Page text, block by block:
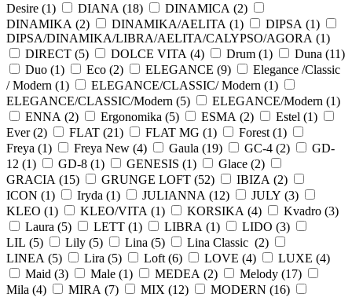
Desire (1) DIANA (18) DINAMICA (2)
DINAMIKA (2) DINAMIKA/AELITA (1) DIPSA (1)
DIPSA/DINAMIKA/LIBRA/AELITA/CALYPSO/AGORA (1)
DIRECT (5) DOLCE VITA (4) Drum (1) Duna (11)
Duo (1) Eco (2) ELEGANCE (9)
Elegance /Classic
/ Modern (1) ELEGANCE/CLASSIC/ Modern (1)
ELEGANCE/CLASSIC/Modern (5) ELEGANCE/Modern (1)
ENNA (2) Ergonomika (5) ESMA (2) Estel (1)
Ever (2) FLAT (21) FLAT MG (1) Forest (1)
Freya (1) Freya New (4) Gaula (19) GC-4 (2)
GD-
12 (1) GD-8 (1) GENESIS (1) Glace (2)
GRACIA (15) GRUNGE LOFT (52) IBIZA (2)
ICON (1) Iryda (1) JULIANNA (12) JULY (3)
KLEO (1) KLEO/VITA (1) KORSIKA (4) Kvadro (3)
Laura (5) LETT (1) LIBRA (1) LIDO (3)
LIL (5) Lily (5) Lina (5) Lina Classic (2)
LINEA (5) Lira (5) Loft (6) LOVE (4) LUXE (4)
Maid (3) Male (1) MEDEA (2) Melody (17)
Mila (4) MIRA (7) MIX (12) MODERN (16)